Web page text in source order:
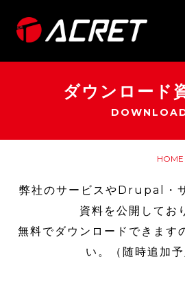
ダウンロード
HOME
弊社のサービスやDrupal・
資料を公開してお
無料でダウンロードできます
い。（随時追加予